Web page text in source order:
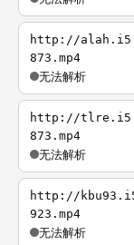
http://
873.mp4
无法解析
http://
873.mp4
无法解析
http://
923.mp4
无法解析